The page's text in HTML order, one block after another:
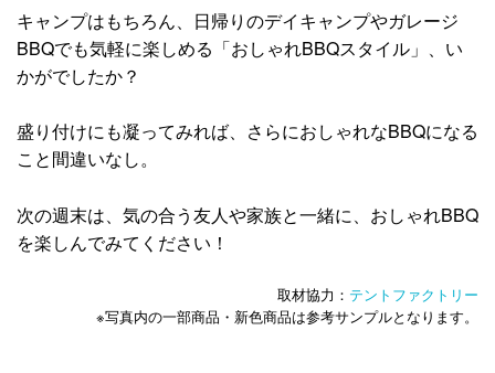
キャンプはもちろん、日帰りのデイキャンプやガレージ
BBQでも気軽に楽しめる「おしゃれBBQスタイル」、い
かがでしたか？
盛り付けにも凝ってみれば、さらにおしゃれなBBQになる
こと間違いなし。
次の週末は、気の合う友人や家族と一緒に、おしゃれBBQ
を楽しんでみてください！
取材協力： テントファクトリー
※写真内の一部商品・新色商品は参考サンプルとなります。